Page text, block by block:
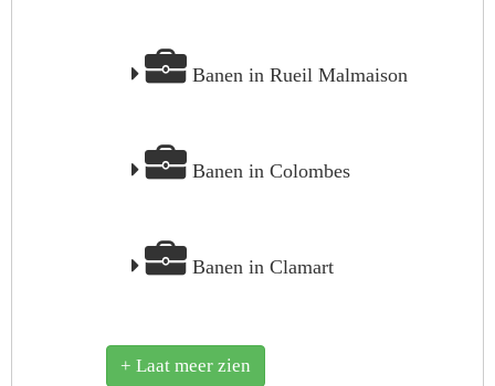
Banen in Rueil Malmaison
Banen in Colombes
Banen in Clamart
+ Laat meer zien